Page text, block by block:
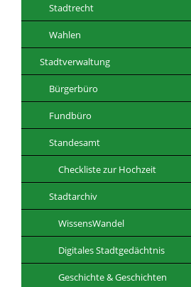
Stadtrecht
Wahlen
Stadtverwaltung
Bürgerbüro
Fundbüro
Standesamt
Checkliste zur Hochzeit
Stadtarchiv
WissensWandel
Digitales Stadtgedächtnis
Geschichte & Geschichten